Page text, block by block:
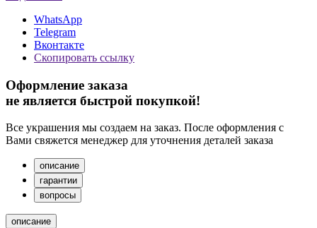
WhatsApp
Telegram
Вконтакте
Скопировать ссылку
Оформление заказа
не является быстрой покупкой!
Все украшения мы создаем на заказ. После оформления с
Вами свяжется менеджер для уточнения деталей заказа
описание
гарантии
вопросы
описание